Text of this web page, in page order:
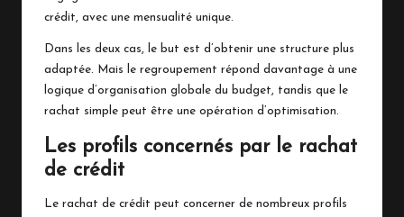
crédit, avec une mensualité unique.
Dans les deux cas, le but est d’obtenir une structure plus
adaptée. Mais le regroupement répond davantage à une
logique d’organisation globale du budget, tandis que le
rachat simple peut être une opération d’optimisation.
Les profils concernés par le rachat
de crédit
Le rachat de crédit peut concerner de nombreux profils